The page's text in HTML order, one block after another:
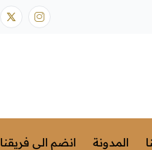
المدونة انضم الي فريقنا